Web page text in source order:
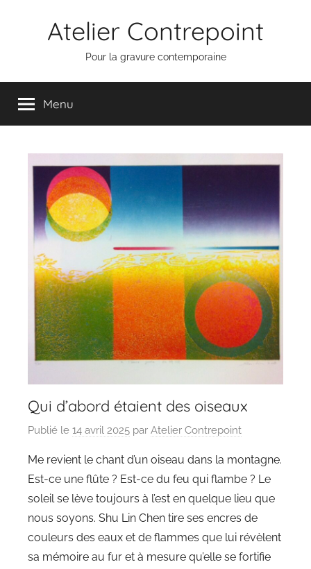
Atelier Contrepoint
Pour la gravure contemporaine
Menu
Qui d’abord étaient des oiseaux
Publié le 14 avril 2025 par Atelier Contrepoint
Me revient le chant d’un oiseau dans la montagne.
Est-ce une flûte ? Est-ce du feu qui flambe ? Le
soleil se lève toujours à l’est en quelque lieu que
nous soyons. Shu Lin Chen tire ses encres de
couleurs des eaux et de flammes que lui révèlent
sa mémoire au fur et à mesure qu’elle se fortifie